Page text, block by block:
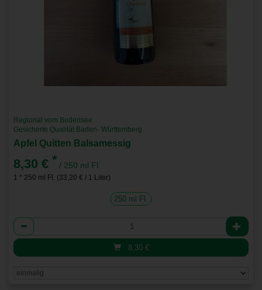
Regional vom Bodensee
Gesicherte Qualität Baden- Württemberg
Apfel Quitten Balsamessig
8,30 € * / 250 ml Fl.
1 * 250 ml Fl. (33,20 € / 1 Liter)
250 ml Fl.
Anzahl
8,30 €